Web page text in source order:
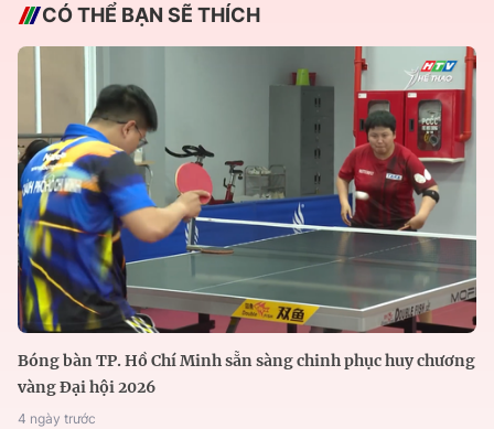
CÓ THỂ BẠN SẼ THÍCH
Bóng bàn TP. Hồ Chí Minh sẵn sàng chinh phục huy chương
vàng Đại hội 2026
4 ngày trước